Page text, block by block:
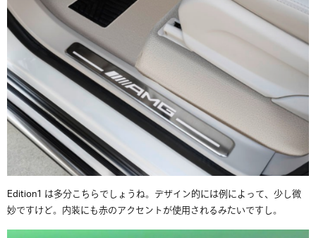
Edition1 は多分こちらでしょうね。デザイン的には例によって、少し微
妙ですけど。内装にも赤のアクセントが使用されるみたいですし。